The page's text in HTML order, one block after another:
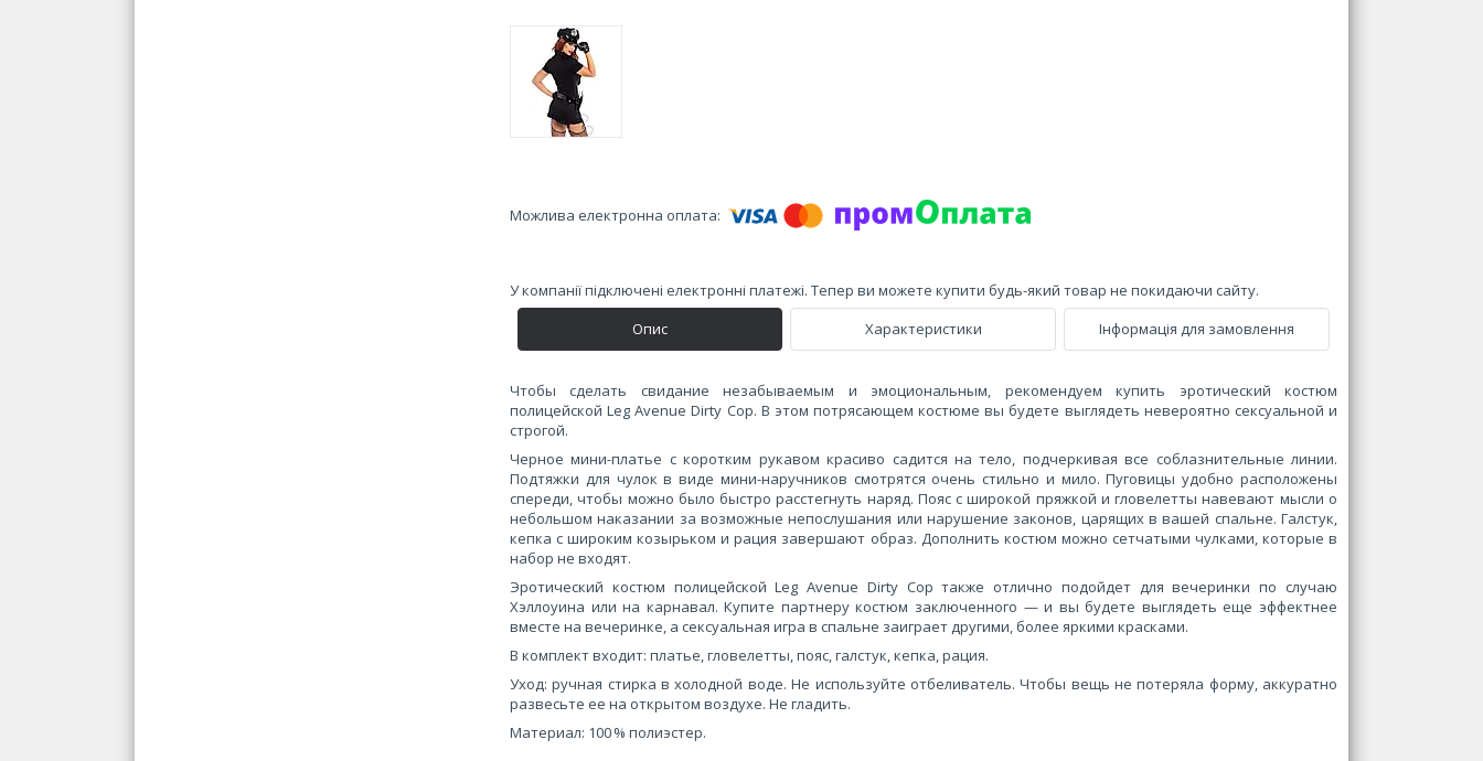
У компанії підключені електронні платежі. Тепер ви можете купити будь-який товар не покидаючи сайту.
Опис
Характеристики Інформація для замовлення
Чтобы сделать свидание незабываемым и эмоциональным, рекомендуем купить эротический костюм
полицейской Leg Avenue Dirty Cop. В этом потрясающем костюме вы будете выглядеть невероятно сексуальной и
строгой.
Черное мини-платье с коротким рукавом красиво садится на тело, подчеркивая все соблазнительные линии.
Подтяжки для чулок в виде мини-наручников смотрятся очень стильно и мило. Пуговицы удобно расположены
спереди, чтобы можно было быстро расстегнуть наряд. Пояс с широкой пряжкой и гловелетты навевают мысли о
небольшом наказании за возможные непослушания или нарушение законов, царящих в вашей спальне. Галстук,
кепка с широким козырьком и рация завершают образ. Дополнить костюм можно сетчатыми чулками, которые в
набор не входят.
Эротический костюм полицейской Leg Avenue Dirty Cop также отлично подойдет для вечеринки по случаю
Хэллоуина или на карнавал. Купите партнеру костюм заключенного — и вы будете выглядеть еще эффектнее
вместе на вечеринке, а сексуальная игра в спальне заиграет другими, более яркими красками.
В комплект входит: платье, гловелетты, пояс, галстук, кепка, рация.
Уход: ручная стирка в холодной воде. Не используйте отбеливатель. Чтобы вещь не потеряла форму, аккуратно
развесьте ее на открытом воздухе. Не гладить.
Материал: 100 % полиэстер.